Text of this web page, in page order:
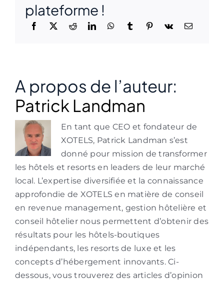
plateforme !
A propos de l’auteur:
Patrick Landman
En tant que CEO et fondateur de
XOTELS, Patrick Landman s’est
donné pour mission de transformer
les hôtels et resorts en leaders de leur marché
local. L’expertise diversifiée et la connaissance
approfondie de XOTELS en matière de conseil
en revenue management, gestion hôtelière et
conseil hôtelier nous permettent d’obtenir des
résultats pour les hôtels-boutiques
indépendants, les resorts de luxe et les
concepts d’hébergement innovants. Ci-
dessous, vous trouverez des articles d’opinion